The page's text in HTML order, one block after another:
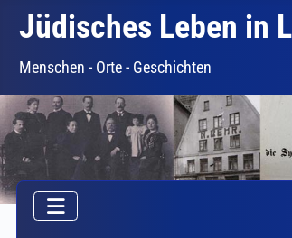
Jüdisches Leben in
Menschen - Orte - Geschichten